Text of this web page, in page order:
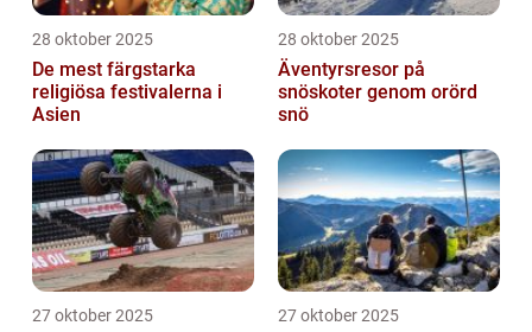
28 oktober 2025
De mest färgstarka
religiösa festivalerna i
Asien
28 oktober 2025
Äventyrsresor på
snöskoter genom orörd
snö
27 oktober 2025 27 oktober 2025